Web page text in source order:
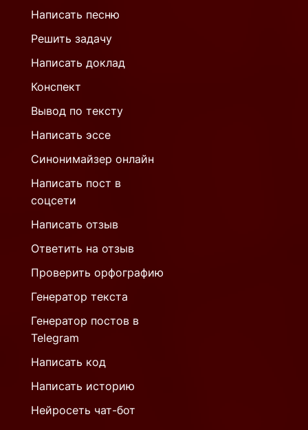
Написать песню
Решить задачу
Написать доклад
Конспект
Вывод по тексту
Написать эссе
Синонимайзер онлайн
Написать пост в
соцсети
Написать отзыв
Ответить на отзыв
Проверить орфографию
Генератор текста
Генератор постов в
Telegram
Написать код
Написать историю
Нейросеть чат-бот